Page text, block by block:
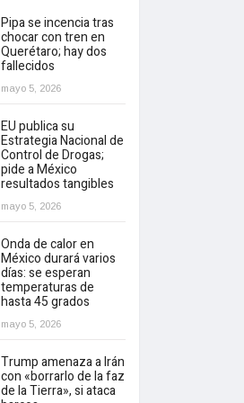
Pipa se incencia tras
chocar con tren en
Querétaro; hay dos
fallecidos
mayo 5, 2026
EU publica su
Estrategia Nacional de
Control de Drogas;
pide a México
resultados tangibles
mayo 5, 2026
Onda de calor en
México durará varios
días: se esperan
temperaturas de
hasta 45 grados
mayo 5, 2026
Trump amenaza a Irán
con «borrarlo de la faz
de la Tierra», si ataca